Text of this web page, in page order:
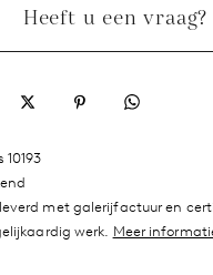
Heeft u een vraag?
met galerijfactuur en
werk. Meer